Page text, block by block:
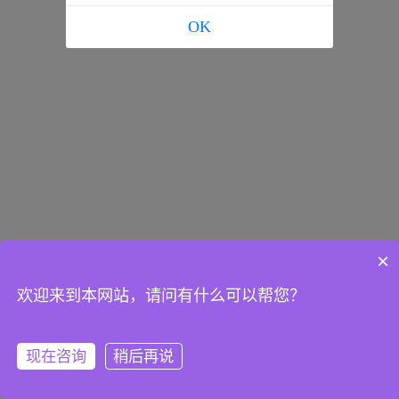
OK
×
欢迎来到本网站，请问有什么可以帮您？
现在咨询 稍后再说